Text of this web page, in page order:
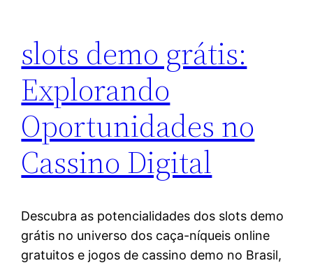
slots demo grátis:
Explorando
Oportunidades no
Cassino Digital
Descubra as potencialidades dos slots demo
grátis no universo dos caça-níqueis online
gratuitos e jogos de cassino demo no Brasil,